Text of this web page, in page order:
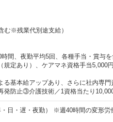
む※残業代別途支給）
間、夜勤平均5回、各種手当・賞与を
定あり）、ケアマネ資格手当5,000
基本給アップあり、さらに社内専門
防止③介護技術／1資格当たり10,000
日・遅・夜勤） ※週40時間の変形労